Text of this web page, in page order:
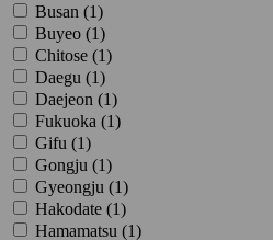
Busan (1)
Buyeo (1)
Chitose (1)
Daegu (1)
Daejeon (1)
Fukuoka (1)
Gifu (1)
Gongju (1)
Gyeongju (1)
Hakodate (1)
Hamamatsu (1)